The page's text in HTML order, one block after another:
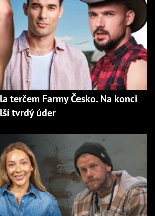
terčem Farmy Česko. Na konci
tvrdý úder